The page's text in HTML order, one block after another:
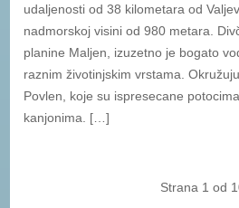
udaljenosti od 38 kilometara od
nadmorskoj visini od 980 metara.
planine Maljen, izuzetno je bogato
raznim životinjskim vrstama.
Povlen, koje su ispresecane
kanjonima. […]
Strana 1 od